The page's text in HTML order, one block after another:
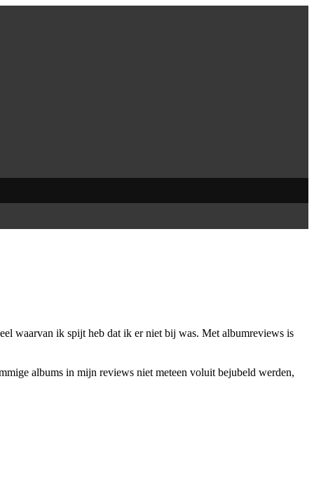
waarvan ik spijt heb dat ik er niet bij was. Met albumreviews is
albums in mijn reviews niet meteen voluit bejubeld werden,